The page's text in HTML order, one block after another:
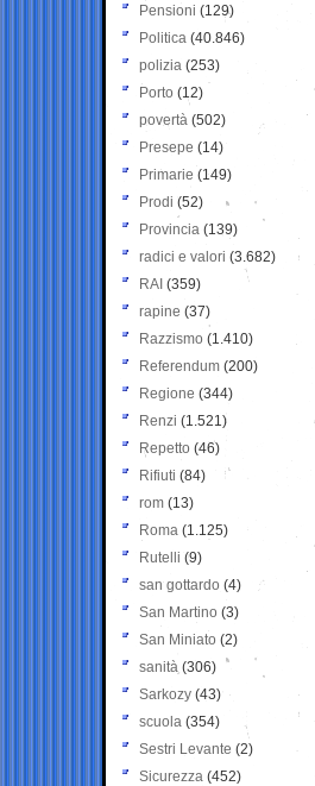
Pensioni (129)
Politica (40.846)
polizia (253)
Porto (12)
povertà (502)
Presepe (14)
Primarie (149)
Prodi (52)
Provincia (139)
radici e valori (3.682)
RAI (359)
rapine (37)
Razzismo (1.410)
Referendum (200)
Regione (344)
Renzi (1.521)
Repetto (46)
Rifiuti (84)
rom (13)
Roma (1.125)
Rutelli (9)
san gottardo (4)
San Martino (3)
San Miniato (2)
sanità (306)
Sarkozy (43)
scuola (354)
Sestri Levante (2)
Sicurezza (452)